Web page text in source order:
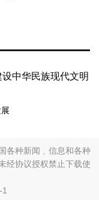
中华民族现代文明
各种新闻﹑信息和各种
经协议授权禁止下载使
1